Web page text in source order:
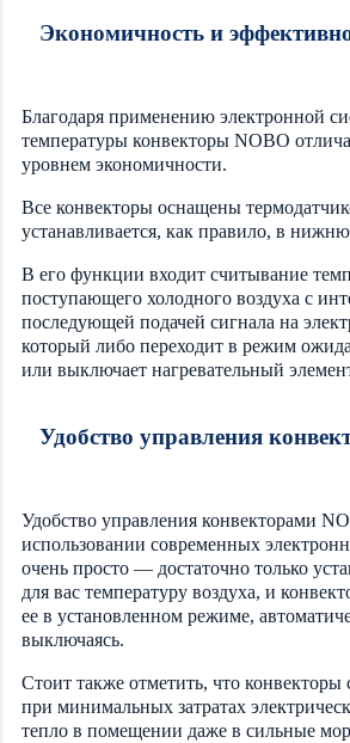
Экономичность и
Благодаря применению электронной
температуры конвекторы NOBO
уровнем экономичности.
Все конвекторы оснащены
устанавливается, как правило, в
В его функции входит считывание
поступающего холодного воздуха с
последующей подачей сигнала на
который либо переходит в режим
или выключает нагревательный
Удобство управления
Удобство управления конвекторами
использовании современных
очень просто — достаточно только
для вас температуру воздуха, и
ее в установленном режиме,
выключаясь.
Стоит также отметить, что
при минимальных затратах
тепло в помещении даже в сильные